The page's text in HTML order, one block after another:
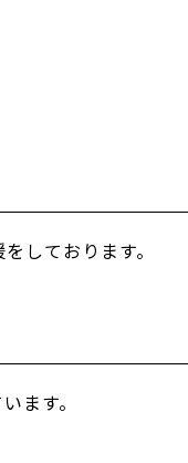
しております。
ます。